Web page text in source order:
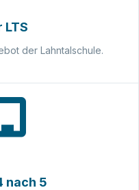
LTS
der Lahntalschule.
nach 5